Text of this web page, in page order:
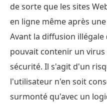
de sorte que les sites
en ligne même après
Avant la diffusion illégale
pouvait contenir un
sécurité. Il s'agit d'un
l'utilisateur n'en soit
surmonté qu'avec un